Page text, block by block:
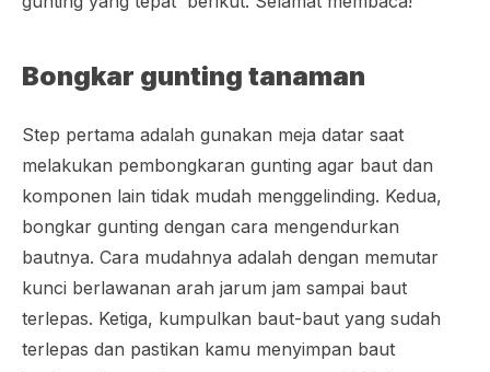
Bongkar gunting tanaman
Step pertama adalah gunakan meja datar saat
melakukan pembongkaran gunting agar baut dan
komponen lain tidak mudah menggelinding. Kedua,
bongkar gunting dengan cara mengendurkan
bautnya. Cara mudahnya adalah dengan memutar
kunci berlawanan arah jarum jam sampai baut
terlepas. Ketiga, kumpulkan baut-baut yang sudah
terlepas dan pastikan kamu menyimpan baut